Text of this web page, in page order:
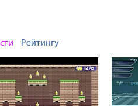
Рейтингу